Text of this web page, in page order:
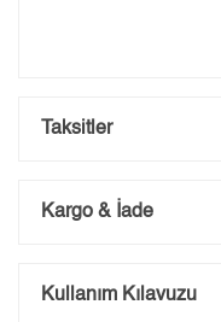
Taksitler
Kargo & İade
Kargo ve Sipariş
Kullanım Kılavuzu